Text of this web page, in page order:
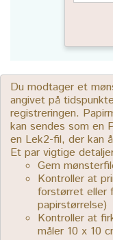
Du modtager et
angivet på
registreringen.
kan sendes som en
en Lek2-fil, der kan
Et par vigtige
Gem
Kontroller at
forstørret eller
papirstørrelse)
Kontroller at
måler 10 x 10